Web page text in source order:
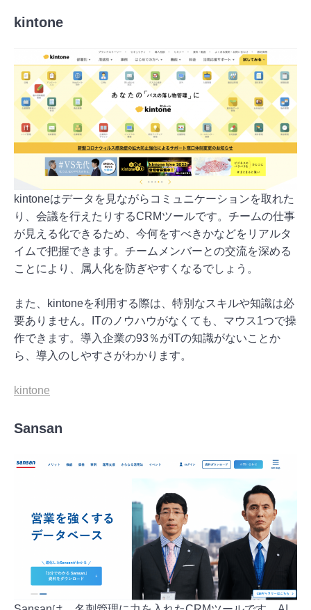
kintone
kintoneはデータを見ながらコミュニケーションを取れた
り、会議を行えたりするCRMツールです。チームの仕事
が見える化できるため、今何をすべきかなどをリアルタ
イムで把握できます。チームメンバーとの交流を深める
ことにより、属人化を防ぎやすくなるでしょう。
また、kintoneを利用する際は、特別なスキルや知識は必
要ありません。ITのノウハウがなくても、マウス1つで操
作できます。導入企業の93％がITの知識がないことか
ら、導入のしやすさがわかります。
kintone
Sansan